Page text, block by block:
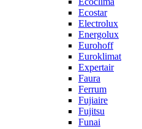
Ecostar
Electrolux
Energolux
Eurohoff
Euroklimat
Expertair
Faura
Ferrum
Fujiaire
Fujitsu
Funai